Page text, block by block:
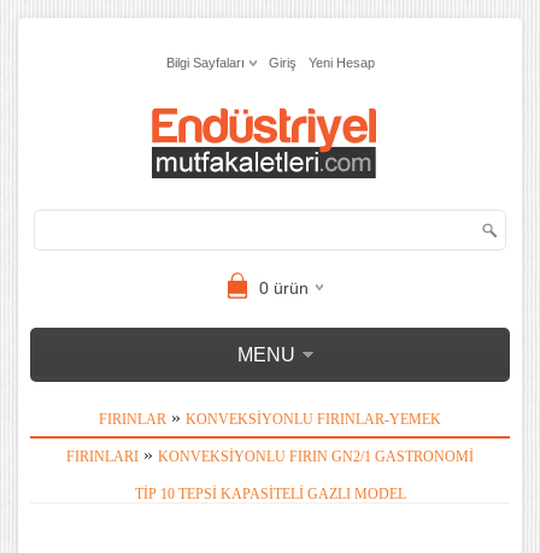
Bilgi Sayfaları Giriş Yeni Hesap
0ürün
MENU
FIRINLAR » KONVEKSIYONLU FIRINLAR-YEMEK
FIRINLARI » KONVEKSIYONLU FIRIN GN2/1 GASTRONOMI
TIP 10 TEPSI KAPASITELI GAZLI MODEL